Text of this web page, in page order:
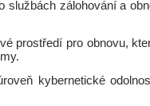
službách zálohování a
prostředí pro obnovu,
kybernetické